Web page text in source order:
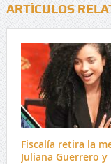
ARTÍCULOS
Fiscalía retira la
Juliana Guerrero